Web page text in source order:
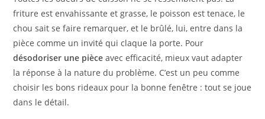
friture est envahissante et grasse, le poisson est tenace, le
chou sait se faire remarquer, et le brûlé, lui, entre dans la
pièce comme un invité qui claque la porte. Pour
désodoriser une pièce avec efficacité, mieux vaut adapter
la réponse à la nature du problème. C’est un peu comme
choisir les bons rideaux pour la bonne fenêtre : tout se joue
dans le détail.